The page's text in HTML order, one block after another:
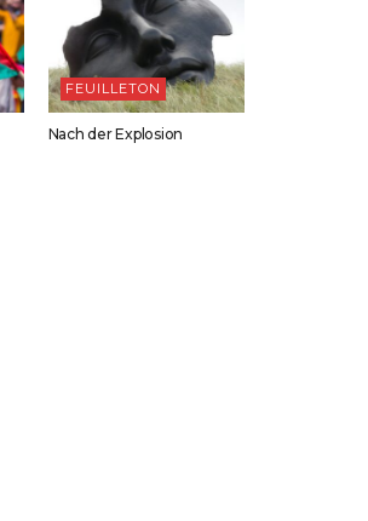
FEUILLETON
Nach der Explosion